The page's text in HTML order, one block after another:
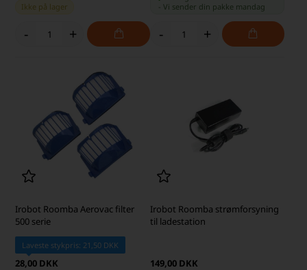
Ikke på lager
- +
Vi sender din pakke mandag
- +
Irobot Roomba Aerovac filter
500 serie
Laveste stykpris: 21,50 DKK
28,00 DKK
Irobot Roomba strømforsyning
til ladestation
149,00 DKK